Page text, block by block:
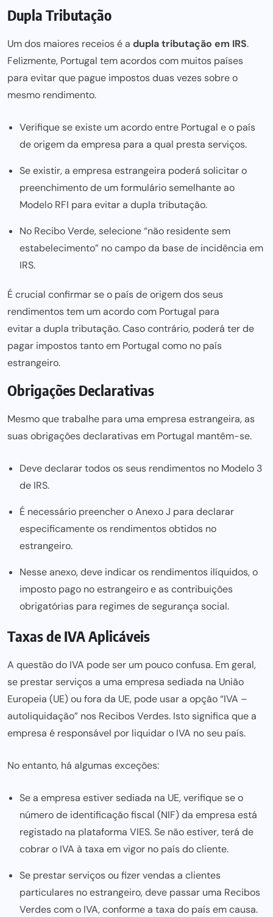
Dupla Tributação
Um dos maiores receios é a dupla tributação em IRS.
Felizmente, Portugal tem acordos com muitos países
para evitar que pague impostos duas vezes sobre o
mesmo rendimento.
Verifique se existe um acordo entre Portugal e o país
de origem da empresa para a qual presta serviços.
Se existir, a empresa estrangeira poderá solicitar o
preenchimento de um formulário semelhante ao
Modelo RFI para evitar a dupla tributação.
No Recibo Verde, selecione “não residente sem
estabelecimento” no campo da base de incidência em
IRS.
É crucial confirmar se o país de origem dos seus
rendimentos tem um acordo com Portugal para
evitar a dupla tributação. Caso contrário, poderá ter de
pagar impostos tanto em Portugal como no país
estrangeiro.
Obrigações Declarativas
Mesmo que trabalhe para uma empresa estrangeira,as
suas obrigações declarativas em Portugal mantêm-se.
Deve declarar todos os seus rendimentos no Modelo 3
de IRS.
É necessário preencher oAnexo J para declarar
especificamente os rendimentos obtidos no
estrangeiro.
Nesse anexo, deve indicar os rendimentos ilíquidos, o
imposto pago no estrangeiro e as contribuições
obrigatórias para regimes de segurança social.
Taxas de IVA Aplicáveis
A questão do IVA pode ser um pouco confusa. Em geral,
se prestar serviços a uma empresa sediada na União
Europeia (UE) ou fora da UE, pode usar a opção “IVA –
autoliquidação” nos Recibos Verdes. Isto significa que a
empresa é responsável por liquidar o IVA no seu país.
No entanto, há algumas exceções:
Se a empresa estiver sediada na UE, verifique se o
número de identificação fiscal (NIF) da empresa está
registado na plataforma VIES. Se não estiver, terá de
cobrar o IVA à taxa em vigor no país do cliente.
Se prestar serviços ou fizer vendas a clientes
particulares no estrangeiro, deve passar uma Recibos
Verdes com o IVA, conforme a taxa do país em causa.